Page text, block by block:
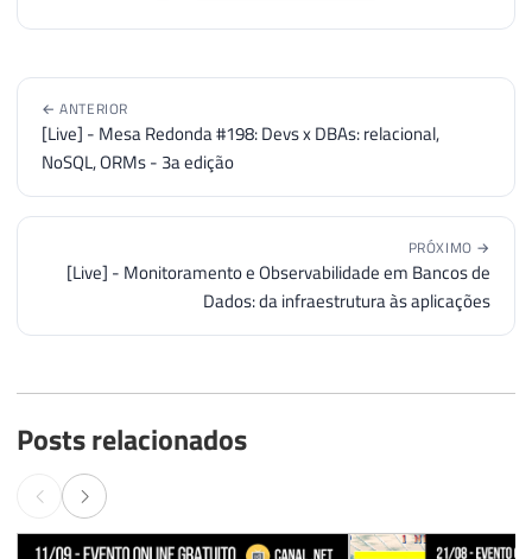
← ANTERIOR
[Live] - Mesa Redonda #198: Devs x DBAs: relacional,
NoSQL, ORMs - 3a edição
PRÓXIMO →
[Live] - Monitoramento e Observabilidade em Bancos de
Dados: da infraestrutura às aplicações
Posts relacionados